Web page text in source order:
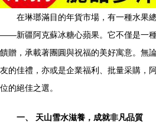
在琳瑯滿目的年貨市場，有一種水果
——新疆阿克蘇冰糖心蘋果。它不僅是一
饋贈，承載著團圓與祝福的美好寓意。無
友的佳禮，亦或是企業福利、批量采購，
位的絕佳之選。
一、 天山雪水滋養，成就非凡品質